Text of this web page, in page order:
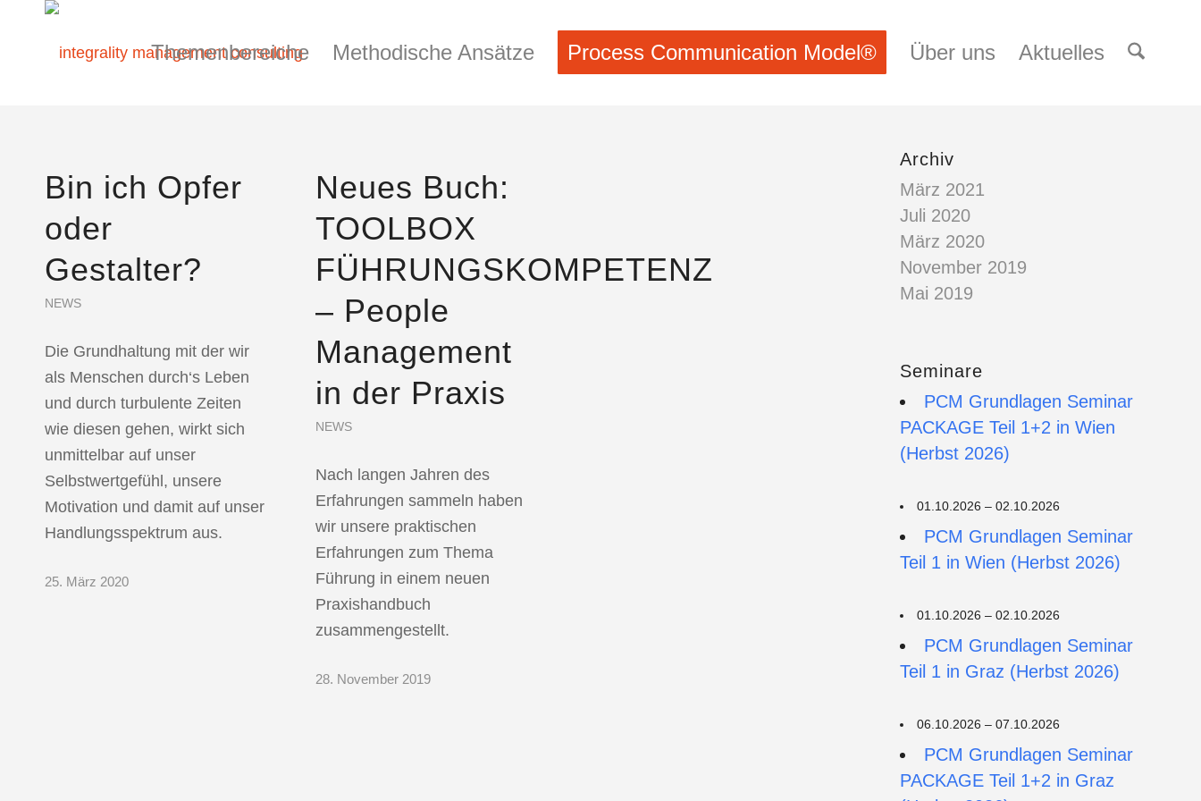
Themenbereiche Methodische Ansätze Process Communication Model® Über uns Aktuelles
Bin ich Opfer
oder
Gestalter?
NEWS
Die Grundhaltung mit der wir
als Menschen durch‘s Leben
und durch turbulente Zeiten
wie diesen gehen, wirkt sich
unmittelbar auf unser
Selbstwertgefühl, unsere
Motivation und damit auf unser
Handlungsspektrum aus.
25. März 2020
Neues Buch:
TOOLBOX
FÜHRUNGSKOMPETENZ
– People
Management
in der Praxis
NEWS
Nach langen Jahren des
Erfahrungen sammeln haben
wir unsere praktischen
Erfahrungen zum Thema
Führung in einem neuen
Praxishandbuch
zusammengestellt.
28. November 2019
Archiv
März 2021
Juli 2020
März 2020
November 2019
Mai 2019
Seminare
PCM Grundlagen Seminar
PACKAGE Teil 1+2 in Wien
(Herbst 2026)
01.10.2026 – 02.10.2026
PCM Grundlagen Seminar
Teil 1 in Wien (Herbst 2026)
01.10.2026 – 02.10.2026
PCM Grundlagen Seminar
Teil 1 in Graz (Herbst 2026)
06.10.2026 – 07.10.2026
PCM Grundlagen Seminar
PACKAGE Teil 1+2 in Graz